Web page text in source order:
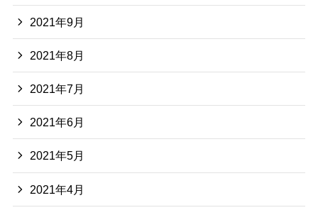
2021年9月
2021年8月
2021年7月
2021年6月
2021年5月
2021年4月